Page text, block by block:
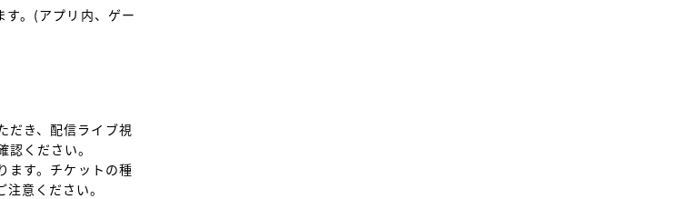
。(アプリ内、ゲー
だき、配信ライブ視
ください。
ます。チケットの種
意ください。